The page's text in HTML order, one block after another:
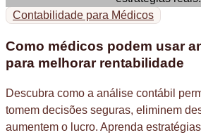
Contabilidade para Médicos
Como médicos podem usar
para melhorar rentabilidade
Descubra como a análise contábil
tomem decisões seguras, eliminem
aumentem o lucro. Aprenda